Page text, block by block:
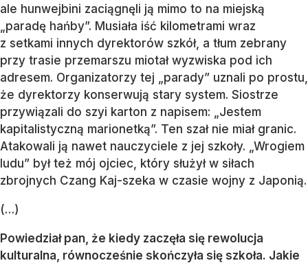
ale hunwejbini zaciągnęli ją mimo to na miejską
„paradę hańby”. Musiała iść kilometrami wraz
z setkami innych dyrektorów szkół, a tłum zebrany
przy trasie przemarszu miotał wyzwiska pod ich
adresem. Organizatorzy tej „parady” uznali po prostu,
że dyrektorzy konserwują stary system. Siostrze
przywiązali do szyi karton z napisem: „Jestem
kapitalistyczną marionetką”. Ten szał nie miał granic.
Atakowali ją nawet nauczyciele z jej szkoły. „Wrogiem
ludu” był też mój ojciec, który służył w siłach
zbrojnych Czang Kaj-szeka w czasie wojny z Japonią.
(…)
Powiedział pan, że kiedy zaczęła się rewolucja
kulturalna, równocześnie skończyła się szkoła. Jakie